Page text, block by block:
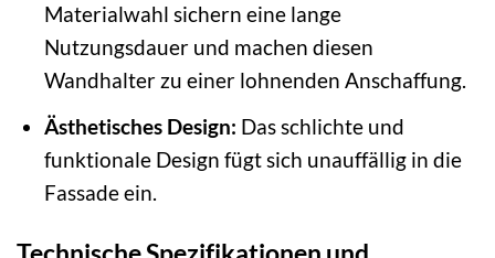
Materialwahl sichern eine lange
Nutzungsdauer und machen diesen
Wandhalter zu einer lohnenden Anschaffung.
Ästhetisches Design: Das schlichte und
funktionale Design fügt sich unauffällig in die
Fassade ein.